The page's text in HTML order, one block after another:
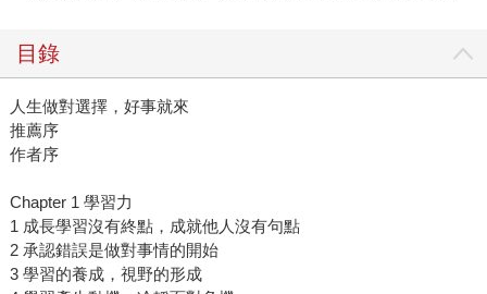
目錄
人生做對選擇，好事就來
推薦序
作者序
Chapter 1 學習力
1 成長學習沒有終點，成就他人沒有句點
2 承認錯誤是做對事情的開始
3 學習的養成，視野的形成